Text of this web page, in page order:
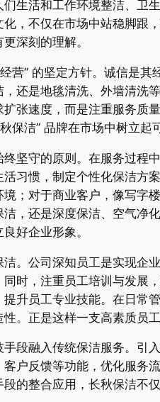
生活和工作环境整洁、卫
，不仅在市场中站稳脚跟
深刻的理解。
营” 的坚定方针。诚信是
还是地毯清洗、外墙清洗
张速度，而是注重服务质
保洁” 品牌在市场中树立起
终坚守的原则。在服务过
习惯，制定个性化保洁方
；对于商业客户，像写字
，还是深度保洁、空气净
好企业形象。
洁。公司深知员工是实现
时，注重员工培训与发展
升员工专业技能。在日常
。正是这样一支高素质员
段融入传统保洁服务。引
户反馈等功能，优化服务
的整合应用，长秋保洁不